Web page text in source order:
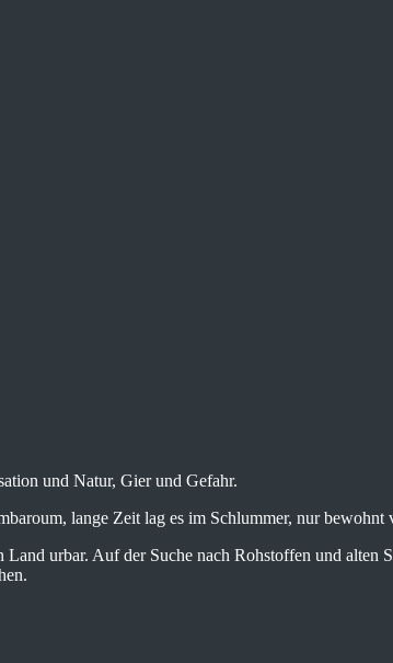
und Natur, Gier und Gefahr.
lange Zeit lag es im Schlummer, nur bewohnt
urbar. Auf der Suche nach Rohstoffen und